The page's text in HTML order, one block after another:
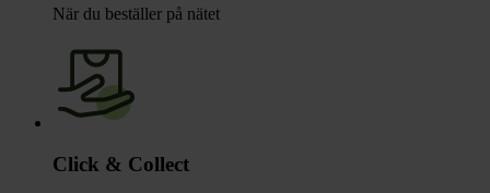
När du beställer på nätet
Click & Collect